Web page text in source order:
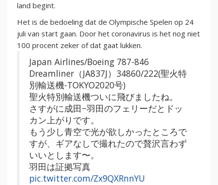
land begint.
Het is de bedoeling dat de Olympische Spelen op 24
juli van start gaan. Door het coronavirus is het nog niet
100 procent zeker of dat gaat lukken.
Japan Airlines/Boeing 787-846
Dreamliner（JA837J）34860/222(聖火特
別輸送機-TOKYO2020号)
聖火特別輸送機ついに飛びましたね。
さすがに成田−羽田のフェリーだとドッ
カン上がりです。
もう少し青空で光が欲しかったところで
すが、ギアなしで撮れたので贅沢言わず
いいとします〜。
羽田は証拠写真
pic.twitter.com/Zx9QXRnnYU